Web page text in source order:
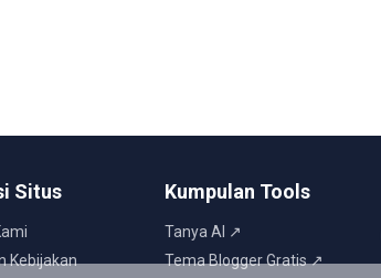
Situs
Kebijakan
Kumpulan Tools
Tanya AI ↗
Tema Blogger Gratis ↗